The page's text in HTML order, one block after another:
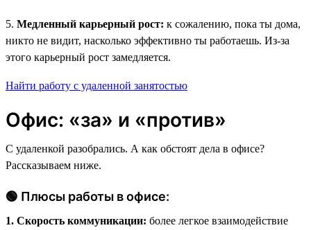
5. Медленный карьерный рост: к сожалению, пока ты дома,
никто не видит, насколько эффективно ты работаешь. Из-за
этого карьерный рост замедляется.
Найти работу с удаленной занятостью
Офис: «за» и «против»
С удаленкой разобрались. А как обстоят дела в офисе?
Рассказываем ниже.
🟢 Плюсы работы в офисе:
1. Скорость коммуникации: более легкое взаимодействие